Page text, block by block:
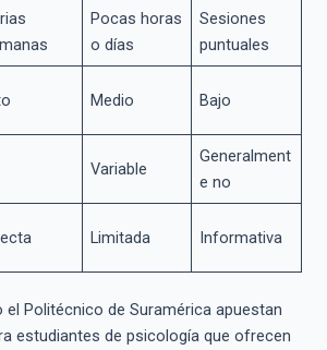
Pocas horas
o días
Sesiones
puntuales
Medio Bajo
Variable
Generalment
e no
Limitada Informativa
Politécnico de Suramérica apuestan
estudiantes de psicología que ofrecen